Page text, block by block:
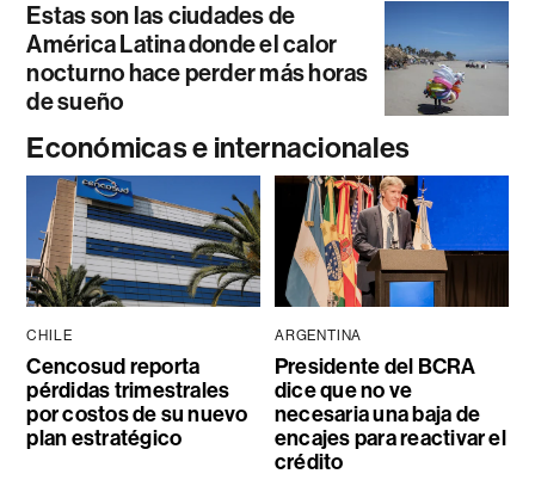
Estas son las ciudades de
América Latina donde el calor
nocturno hace perder más horas
de sueño
Económicas e internacionales
CHILE
Cencosud reporta
pérdidas trimestrales
por costos de su nuevo
plan estratégico
ARGENTINA
Presidente del BCRA
dice que no ve
necesaria una baja de
encajes para reactivar el
crédito